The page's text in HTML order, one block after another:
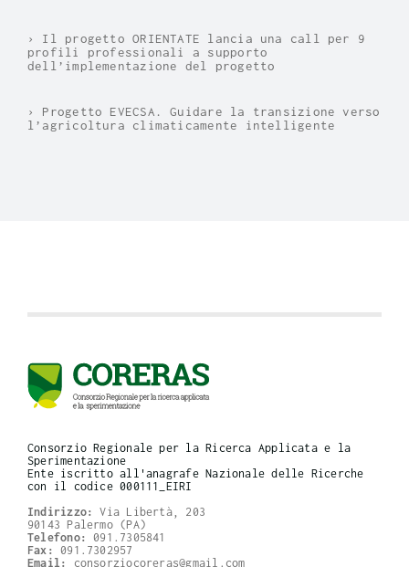
› Il progetto ORIENTATE lancia una call per 9
profili professionali a supporto
dell’implementazione del progetto
› Progetto EVECSA. Guidare la transizione verso
l’agricoltura climaticamente intelligente
Consorzio Regionale per la Ricerca Applicata e la
Sperimentazione
Ente iscritto all'anagrafe Nazionale delle Ricerche
con il codice 000111_EIRI
Indirizzo: Via Libertà, 203
90143 Palermo (PA)
Telefono: 091.7305841
Fax: 091.7302957
Email:
consorziocoreras@gmail.com